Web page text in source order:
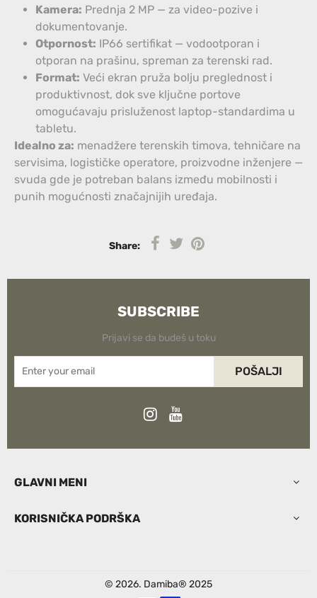
Kamera: Prednja 2 MP — za video-pozive i
dokumentovanje.
Otpornost: IP66 sertifikat — vodootporan i
otporan na prašinu, spreman za terenski rad.
Format: Veći ekran pruža bolju preglednost i
produktivnost, dok sve ključne portove
omogućavaju prisluženost laptop-standardima u
tabletu.
Idealno za: menadžere terenskih timova, tehničare na
servisima, logističke operatore, proizvodne inženjere —
svuda gde je potreban balans između mobilnosti i
punih mogućnosti značajnijih uređaja.
Share:
SUBSCRIBE
Prijavi se da budeš u toku
POŠALJI
GLAVNI MENI
KORISNIČKA PODRŠKA
© 2026. Damiba® 2025